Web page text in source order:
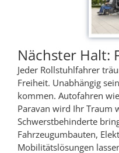
Nächster Halt:
Jeder Rollstuhlfahrer
Freiheit. Unabhängig
kommen. Autofahren
Paravan wird Ihr Traum
Schwerstbehinderte
Fahrzeugumbauten,
Mobilitätslösungen